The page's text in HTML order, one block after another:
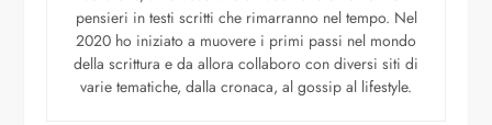
pensieri in testi scritti che rimarranno nel tempo. Nel
2020 ho iniziato a muovere i primi passi nel mondo
della scrittura e da allora collaboro con diversi siti di
varie tematiche, dalla cronaca, al gossip al lifestyle.